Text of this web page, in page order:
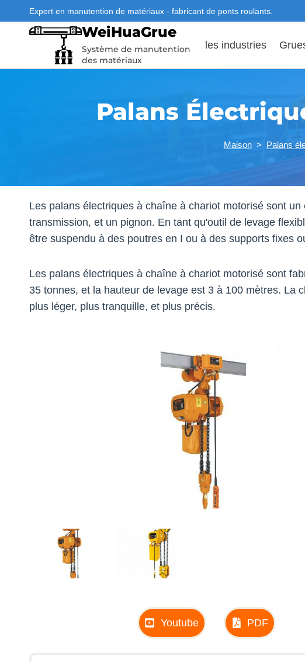
au
Expert en manutention de matériaux - fabricant de ponts roulants.
WeiHuaGrue
Système de manutention
des matériaux
les industries
Palans
Maison> Palans
Les palans électriques à chaîne à chariot motorisé sont
transmission, et un pignon. En tant qu'outil de levage
être suspendu à des poutres en I ou à des supports fixes
Les palans électriques à chaîne à chariot motorisé sont
35 tonnes, et la hauteur de levage est 3 à 100 mètres. La
plus léger, plus tranquille, et plus précis.
Youtube PDF